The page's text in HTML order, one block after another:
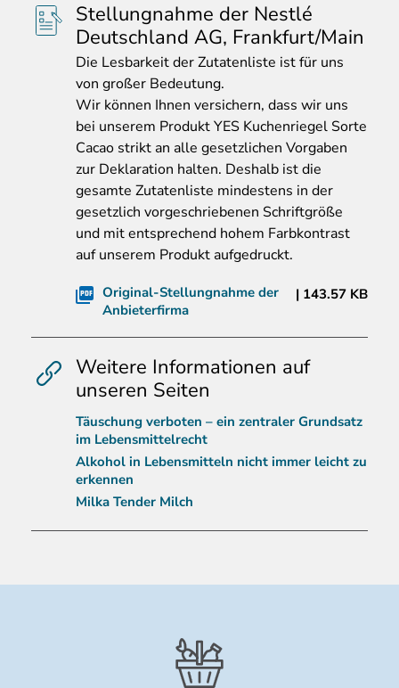
Stellungnahme der Nestlé
Deutschland AG, Frankfurt/Main
Die Lesbarkeit der Zutatenliste ist für uns
von großer Bedeutung.
Wir können Ihnen versichern, dass wir uns
bei unserem Produkt YES Kuchenriegel Sorte
Cacao strikt an alle gesetzlichen Vorgaben
zur Deklaration halten. Deshalb ist die
gesamte Zutatenliste mindestens in der
gesetzlich vorgeschriebenen Schriftgröße
und mit entsprechend hohem Farbkontrast
auf unserem Produkt aufgedruckt.
Original-Stellungnahme der
Anbieterfirma
143.57 KB
Weitere Informationen auf
unseren Seiten
Täuschung verboten – ein zentraler Grundsatz
im Lebensmittelrecht
Alkohol in Lebensmitteln nicht immer leicht zu
erkennen
Milka Tender Milch